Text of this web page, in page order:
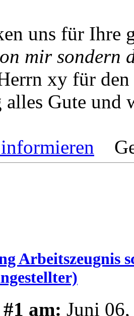
uns für Ihre
mir sondern
xy für
alles Gute
Arbeitszeugnis
am: Juni